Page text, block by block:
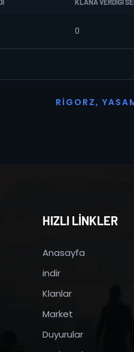
KLANA VERDIGI
0
R I G O R Z, YASA
HIZLI LİNKLER
Anasayfa
indir
Klanlar
Market
Duyurular